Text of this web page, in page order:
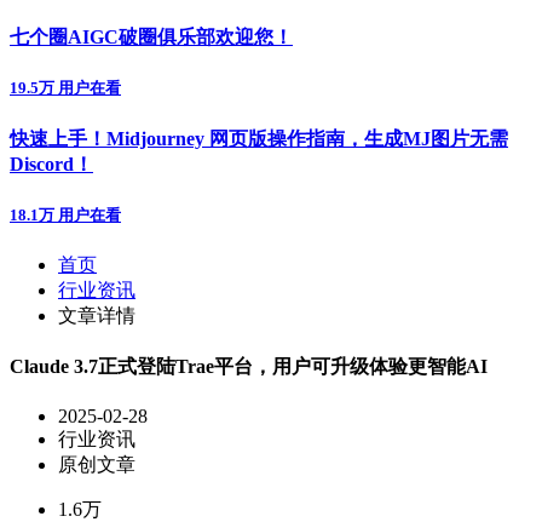
七个圈AIGC破圈俱乐部欢迎您！
19.5万 用户在看
快速上手！Midjourney 网页版操作指南，生成MJ图片无需
Discord！
18.1万 用户在看
首页
行业资讯
文章详情
Claude 3.7正式登陆Trae平台，用户可升级体验更智能AI
2025-02-28
行业资讯
原创文章
1.6万